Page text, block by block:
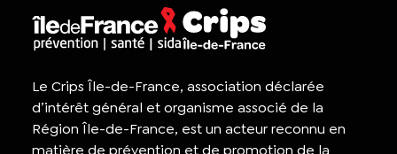
Le Crips Île-de-France, association déclarée
d’intérêt général et organisme associé de la
Région Île-de-France, est un acteur reconnu en
matière de prévention et de promotion de la